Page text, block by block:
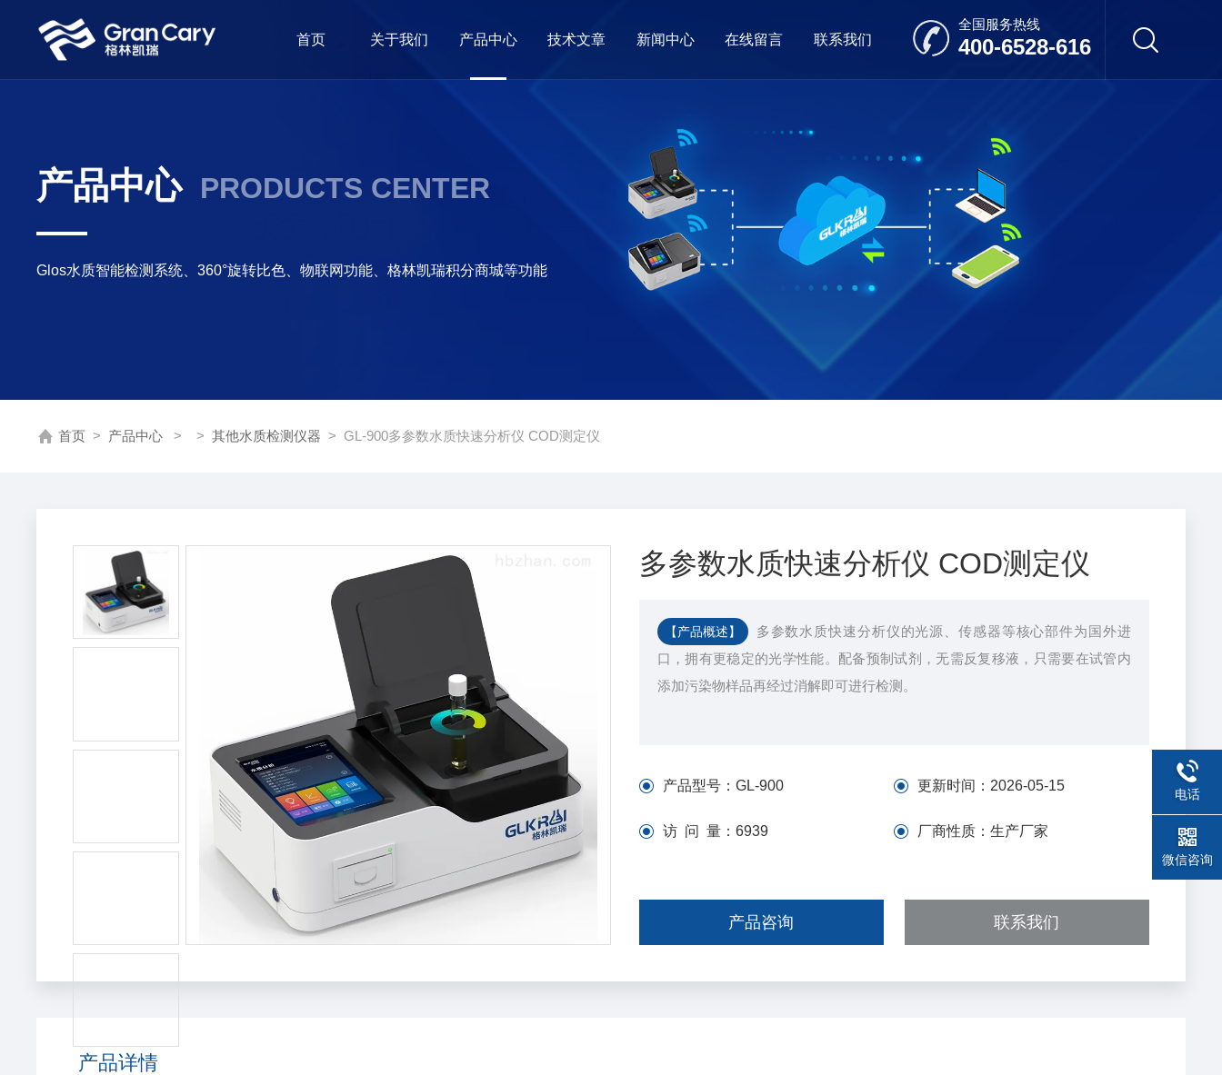
首页 关于我们 产品中心 技术文章 新闻中心 在线留言 联系我们
全国服务热线
400-6528-616
产品中心 PRODUCTS CENTER
Glos水质智能检测系统、360°旋转比色、物联网功能、格林凯瑞积分商城等功能
首页 > 产品中心 > > 其他水质检测仪器 > GL-900多参数水质快速分析仪 COD测定仪
多参数水质快速分析仪 COD测定仪
【产品概述】
多参数水质快速分析仪的光源、传感器等核心部件为国外进
口，拥有更稳定的光学性能。配备预制试剂，无需反复移液，只需要在试管内
添加污染物样品再经过消解即可进行检测。
产品型号： GL-900 更新时间： 2026-05-15
访 问 量： 6939 厂商性质：生产厂家
产品咨询 联系我们
产品详情
电话
微信咨询